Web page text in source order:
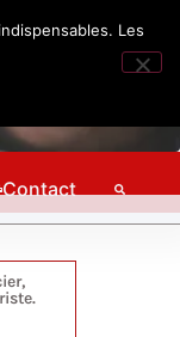
Contact
Les